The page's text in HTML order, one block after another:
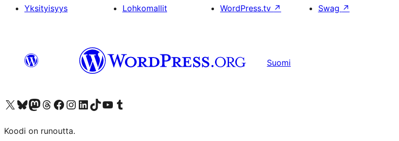
Yksityisyys
Lohkomallit
WordPress.tv ↗
Swag ↗
Suomi
Visit our X (formerly Twitter) account
Visit our Bluesky account
Visit our Mastodon account
Visit our Threads account
Visit our Facebook page
Visit our Instagram account
Visit our LinkedIn account
Visit our TikTok account
Näytä YouTube-kanava
Visit our Tumblr account
Koodi on runoutta.